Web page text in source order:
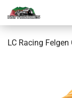
LC Racing